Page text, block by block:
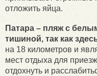
отложить яйца.
Патара – пляж с
тишиной, так как
на 18 километров и
мест отдыха для
отдохнуть и